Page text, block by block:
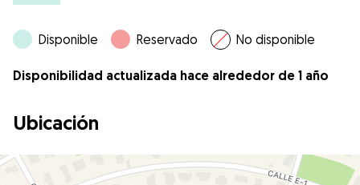
Disponible Reservado No disponible
Disponibilidad actualizada hace alrededor de 1 año
Ubicación